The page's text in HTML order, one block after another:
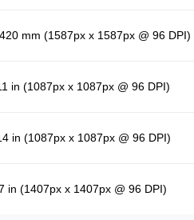
mm (1587px x 1587px @ 96 DPI)
in (1087px x 1087px @ 96 DPI)
in (1087px x 1087px @ 96 DPI)
in (1407px x 1407px @ 96 DPI)